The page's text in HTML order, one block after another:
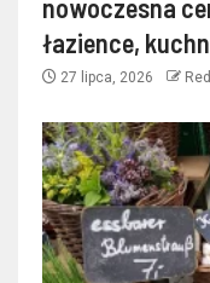
nowoczesna
łazience,
27 lipca, 2026